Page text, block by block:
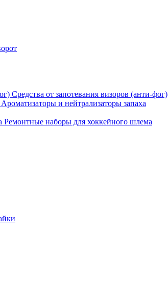
Средства от запотевания визоров (анти-фог)
Ароматизаторы и нейтрализаторы запаха
Ремонтные наборы для хоккейного шлема